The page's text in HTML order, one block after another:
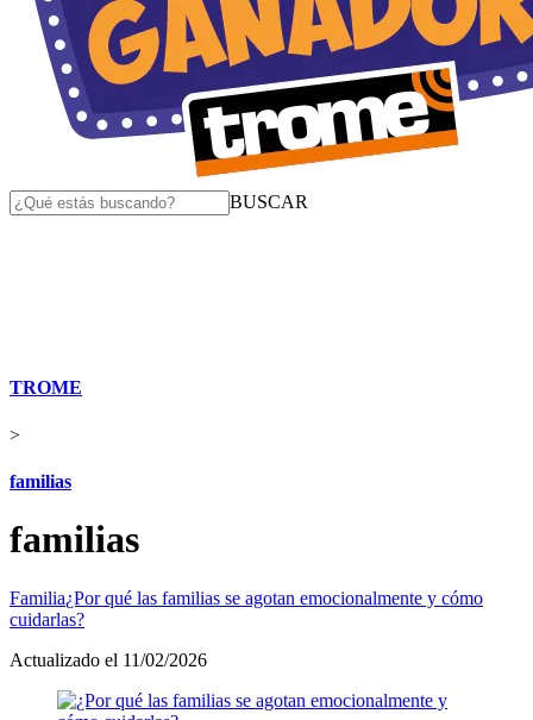
BUSCAR
TROME
>
familias
familias
Familia¿Por qué las familias se agotan emocionalmente y cómo
cuidarlas?
Actualizado el 11/02/2026